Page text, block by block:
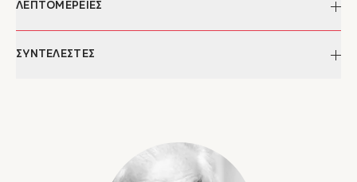
ΛΕΠΤΟΜΕΡΕΙΕΣ
Συγγραφέας:
Βιβλία, Δοκίμιο & Σκέψη, Δοκίμιο
ΣΥΝΤΕΛΕΣΤΕΣ
Δίδαξε Φιλοσοφία, Πολιτιστική Διπλωματία και Συγκριτική
Οντολογία σε πανεπιστήμια της Γαλλίας, της Ελβετίας, της